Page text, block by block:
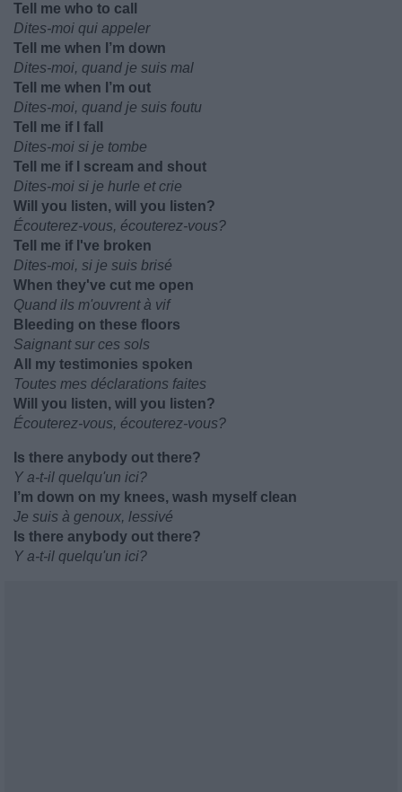
Tell me who to call
Dites-moi qui appeler
Tell me when I’m down
Dites-moi, quand je suis mal
Tell me when I’m out
Dites-moi, quand je suis foutu
Tell me if I fall
Dites-moi si je tombe
Tell me if I scream and shout
Dites-moi si je hurle et crie
Will you listen, will you listen?
Écouterez-vous, écouterez-vous?
Tell me if I've broken
Dites-moi, si je suis brisé
When they've cut me open
Quand ils m'ouvrent à vif
Bleeding on these floors
Saignant sur ces sols
All my testimonies spoken
Toutes mes déclarations faites
Will you listen, will you listen?
Écouterez-vous, écouterez-vous?
Is there anybody out there?
Y a-t-il quelqu'un ici?
I’m down on my knees, wash myself clean
Je suis à genoux, lessivé
Is there anybody out there?
Y a-t-il quelqu'un ici?